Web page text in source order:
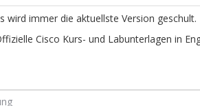
wird immer die aktuellste Version geschult.
Cisco Kurs- und Labunterlagen in